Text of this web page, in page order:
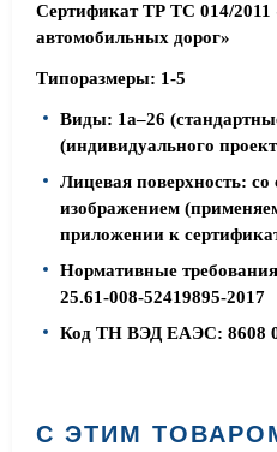
Сертификат ТР ТС 014/2011
автомобильных дорог»
Типоразмеры: 1-5
Виды: 1а–26
(индивидуального
Лицевая поверхность:
изображением
приложении к
Нормативные
25.61-008-52419895-2017
Код ТН ВЭД ЕАЭС: 8608
С ЭТИМ